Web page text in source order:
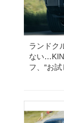
ランドク
ない
フ、“お